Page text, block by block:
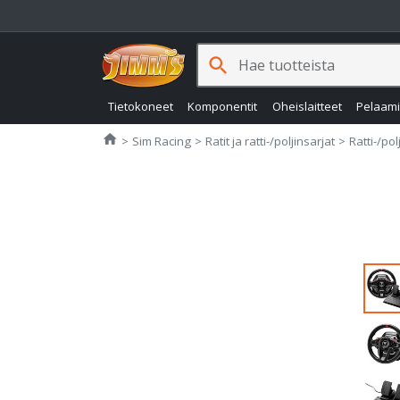
Tietokoneet Komponentit Oheislaitteet
search
home Jimms.fi
Sim Racing Ratit ja ratti-/poljinsarjat Ratti-/